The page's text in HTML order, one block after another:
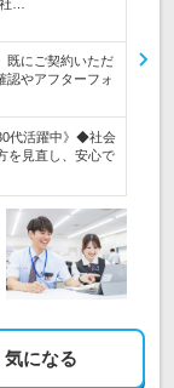
…
既にご契約いただ
認やアフターフォ
代活躍中》◆社会
を見直し、安心で
気になる